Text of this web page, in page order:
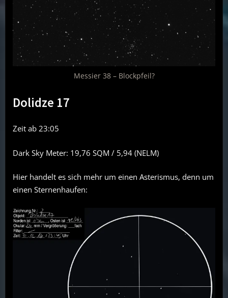
Messier 38 – Blockpfeil?
Dolidze 17
Zeit ab 23:05
Dark Sky Meter: 19,76 SQM / 5,94 (NELM)
Hier handelt es sich mehr um einen Asterismus, denn um
einen Sternenhaufen: